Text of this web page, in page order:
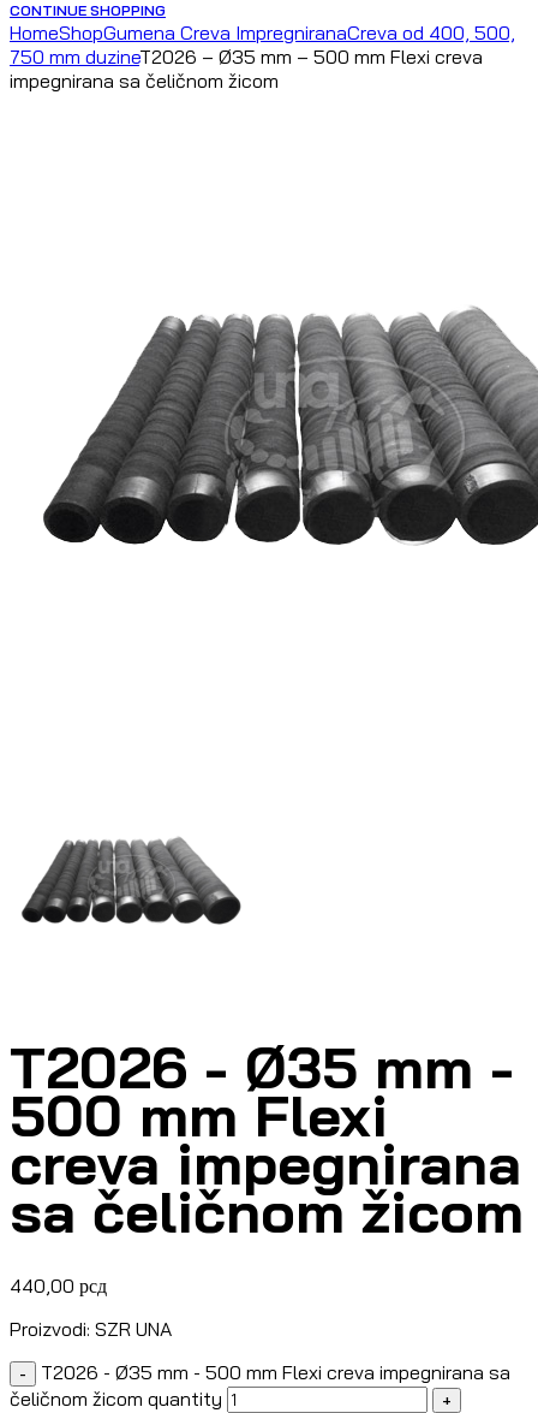
CONTINUE SHOPPING
HomeShopGumena Creva ImpregniranaCreva od 400, 500,
750 mm duzineT2026 – Ø35 mm – 500 mm Flexi creva
impegnirana sa čeličnom žicom
T2026 - Ø35 mm -
500 mm Flexi
creva impegnirana
sa čeličnom žicom
440,00 рсд
Proizvodi: SZR UNA
-
T2026 - Ø35 mm - 500 mm Flexi creva impegnirana sa
čeličnom žicom quantity
+